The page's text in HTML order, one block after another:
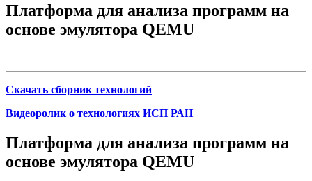
Платформа для анализа программ на
основе эмулятора QEMU
Скачать сборник технологий
Видеоролик о технологиях ИСП РАН
Платформа для анализа программ на
основе эмулятора QEMU